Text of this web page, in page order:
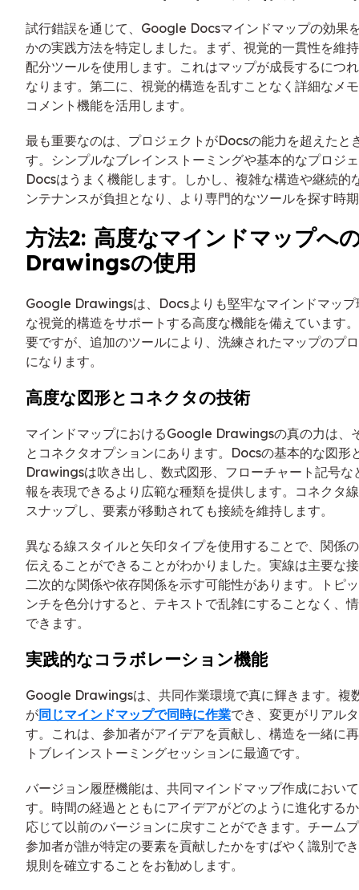
試行錯誤を通じて、Google Docsマインドマップの効果
かの実践方法を特定しました。まず、視覚的一貫性を維
配分ツールを使用します。これはマップが成長するにつ
なります。第二に、視覚的構造を乱すことなく詳細なメ
コメント機能を活用します。
最も重要なのは、プロジェクトがDocsの能力を超えたと
す。シンプルなブレインストーミングや基本的なプロジ
Docsはうまく機能します。しかし、複雑な構造や継続的
ンテナンスが負担となり、より専門的なツールを探す時
方法2: 高度なマインドマップへ
Drawingsの使用
Google Drawingsは、Docsよりも堅牢なマインドマップ
な視覚的構造をサポートする高度な機能を備えています
要ですが、追加のツールにより、洗練されたマップのプ
になります。
高度な図形とコネクタの技術
マインドマップにおけるGoogle Drawingsの真の力は、
とコネクタオプションにあります。Docsの基本的な図形
Drawingsは吹き出し、数式図形、フローチャート記号な
報を表現できるより広範な種類を提供します。コネクタ
スナップし、要素が移動されても接続を維持します。
異なる線スタイルと矢印タイプを使用することで、関係
伝えることができることがわかりました。実線は主要な
二次的な関係や依存関係を示す可能性があります。トピ
ンチを色分けすると、テキストで乱雑にすることなく、
できます。
実践的なコラボレーション機能
Google Drawingsは、共同作業環境で真に輝きます。複
が同じマインドマップで同時に作業でき、変更がリアル
す。これは、参加者がアイデアを貢献し、構造を一緒に
トブレインストーミングセッションに最適です。
バージョン履歴機能は、共同マインドマップ作成におい
す。時間の経過とともにアイデアがどのように進化する
応じて以前のバージョンに戻すことができます。チーム
参加者が誰が特定の要素を貢献したかをすばやく識別で
規則を確立することをお勧めします。